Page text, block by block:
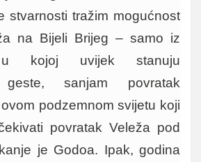
stvarnosti tražim mogućnost
na Bijeli Brijeg – samo iz
u kojoj uvijek stanuju
geste, sanjam povratak
podzemnom svijetu koji
povratak Veleža pod
je Godoa. Ipak, godina